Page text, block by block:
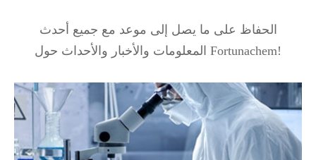
الحفاظ على ما يصل إلى موعد مع جميع أحدث
المعلومات والأخبار والأحداث حول Fortunachem!